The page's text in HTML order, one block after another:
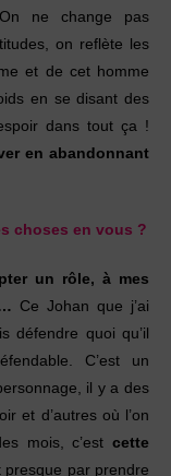
ne change pas
on reflète les
et de cet homme
en se disant des
dans tout ça !
en abandonnant
choses en vous ?
un rôle, à mes
Ce Johan que j’ai
défendre quoi qu’il
C’est un
il y a des
et d’autres où l’on
mois, c’est cette
par prendre